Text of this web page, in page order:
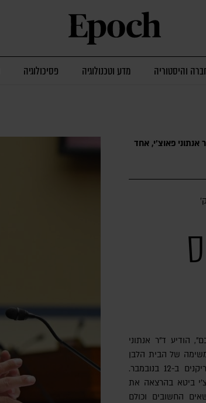
והיסטוריה מדע וטכנולוגיה פסיכולוגיה
פאוצ'י, אחד
הודיע ד"ר אנתוני
של הבית הלבן
לנגיף הקורונה, בהרצאה שהעביר לאמריקנים ב-12 בנובמבר.
ביטא בהרצאה את
החשובים וכולם